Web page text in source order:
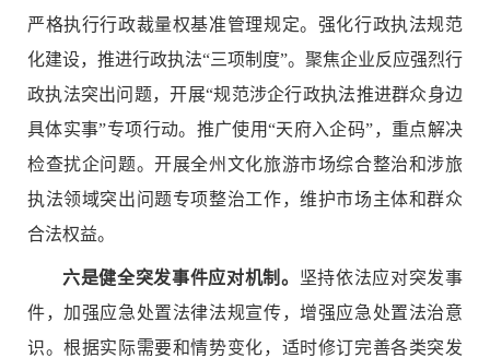
严格执行行政裁量权基准管理规定。强化行政执法规范
化建设，推进行政执法“三项制度”。聚焦企业反应强烈行
政执法突出问题，开展“规范涉企行政执法推进群众身边
具体实事”专项行动。推广使用“天府入企码”，重点解决
检查扰企问题。开展全州文化旅游市场综合整治和涉旅
执法领域突出问题专项整治工作，维护市场主体和群众
合法权益。
六是健全突发事件应对机制。 坚持依法应对突发事
件，加强应急处置法律法规宣传，增强应急处置法治意
识。根据实际需要和情势变化，适时修订完善各类突发